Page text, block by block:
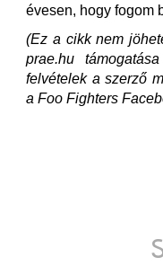
évesen, hogy fogom
(Ez a cikk nem
prae.hu
felvételek a szerző
a Foo Fighters